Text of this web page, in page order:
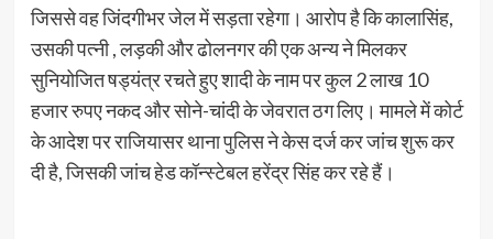
जिससे वह जिंदगीभर जेल में सड़ता रहेगा। आरोप है कि कालासिंह,
उसकी पत्नी , लड़की और ढोलनगर की एक अन्य ने मिलकर
सुनियोजित षड्यंत्र रचते हुए शादी के नाम पर कुल 2 लाख 10
हजार रुपए नकद और सोने-चांदी के जेवरात ठग लिए। मामले में कोर्ट
के आदेश पर राजियासर थाना पुलिस ने केस दर्ज कर जांच शुरू कर
दी है, जिसकी जांच हेड कॉन्स्टेबल हरेंद्र सिंह कर रहे हैं।